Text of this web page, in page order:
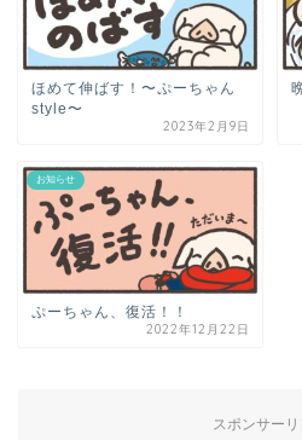
ほめて伸ばす！〜ぷーちゃん
style〜
2023年2月9日
お知らせ
ぷーちゃん、復活！！
2022年12月22日
スポンサーリ